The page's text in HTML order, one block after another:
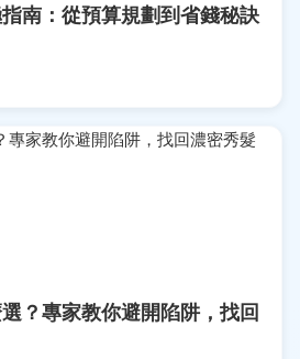
南：從預算規劃到省錢秘訣
？專家教你避開陷阱，找回